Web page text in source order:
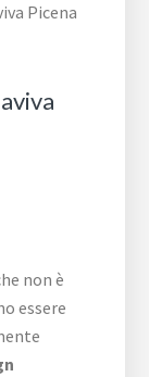
Picena
non è
essere